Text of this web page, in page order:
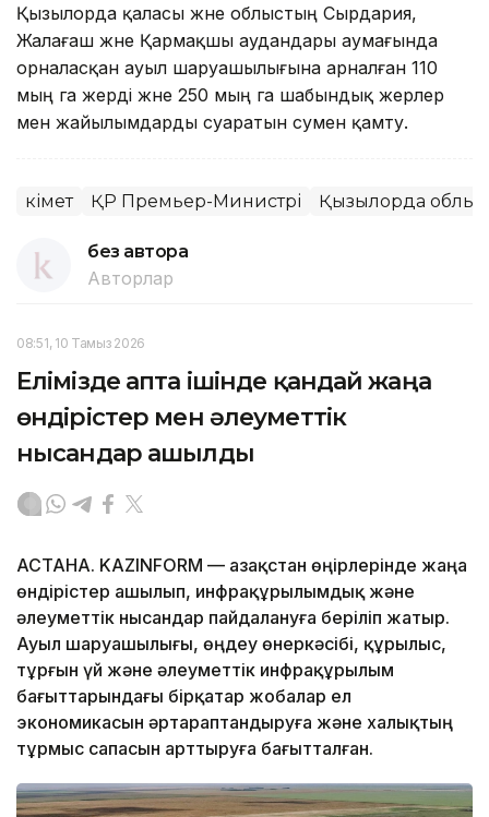
Қызылорда қаласы және облыстың Сырдария,
Жалағаш және Қармақшы аудандары аумағында
орналасқан ауыл шаруашылығына арналған 110
мың га жерді және 250 мың га шабындық жерлер
мен жайылымдарды суаратын сумен қамту.
Үкімет ҚР Премьер-Министрі Қызылорда
без автора
Авторлар
08:51, 10 Тамыз 2026
Елімізде апта ішінде қандай жаңа
өндірістер мен әлеуметтік
нысандар ашылды
АСТАНА. KAZINFORM — Қазақстан өңірлерінде жаңа
өндірістер ашылып, инфрақұрылымдық және
әлеуметтік нысандар пайдалануға беріліп жатыр.
Ауыл шаруашылығы, өңдеу өнеркәсібі, құрылыс,
тұрғын үй және әлеуметтік инфрақұрылым
бағыттарындағы бірқатар жобалар ел
экономикасын әртараптандыруға және халықтың
тұрмыс сапасын арттыруға бағытталған.